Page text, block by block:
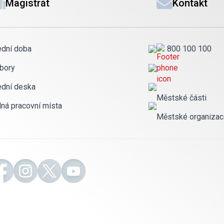
Magistrát
doba
deska
pracovní místa
Kontakt
800 100 100
Městské části
Městské